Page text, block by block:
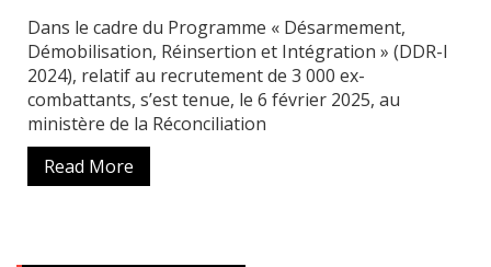
Dans le cadre du Programme « Désarmement,
Démobilisation, Réinsertion et Intégration » (DDR-I
2024), relatif au recrutement de 3 000 ex-
combattants, s’est tenue, le 6 février 2025, au
ministère de la Réconciliation
Read More